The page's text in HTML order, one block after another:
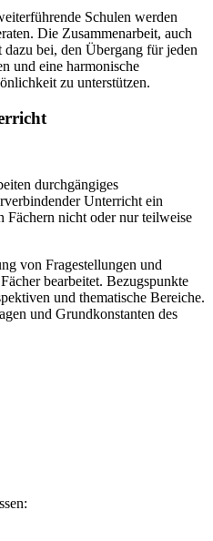
Schulen werden
Die Zusammenarbeit, auch
bei, den Übergang für jeden
und eine harmonische
zu unterstützen.
durchgängiges
Unterricht ein
Fächern nicht oder nur teilweise
von Fragestellungen und
bearbeitet. Bezugspunkte
und thematische Bereiche.
und Grundkonstanten des